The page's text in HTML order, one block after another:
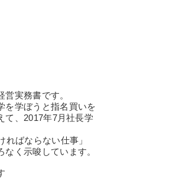
営実務書です。
を学ぼうと指名買いを
て、2017年7月社長学
ばならない仕事」
く示唆しています。